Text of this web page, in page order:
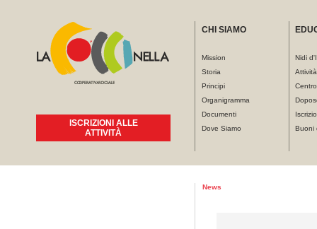
ISCRIZIONI ALLE
ATTIVITÀ
CHI SIAMO
Mission
Storia
Principi
Organigramma
Documenti
Dove Siamo
Nidi
Buoni
Tu sei qui
News